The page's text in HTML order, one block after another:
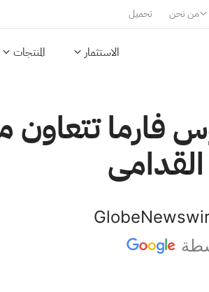
تحميل من نحن
الاستثمار المنتجات
فارما تتعاون